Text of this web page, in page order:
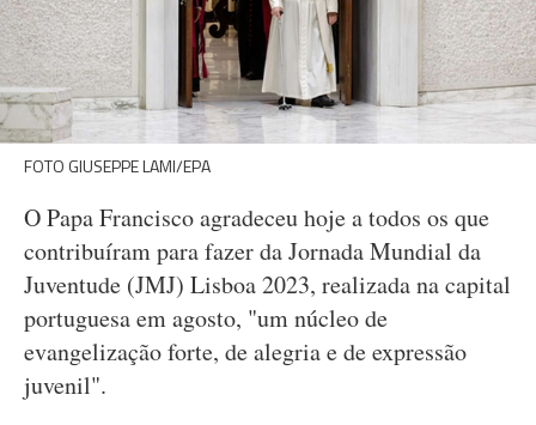
FOTO GIUSEPPE LAMI/EPA
O Papa Francisco agradeceu hoje a todos os que
contribuíram para fazer da Jornada Mundial da
Juventude (JMJ) Lisboa 2023, realizada na capital
portuguesa em agosto, "um núcleo de
evangelização forte, de alegria e de expressão
juvenil".